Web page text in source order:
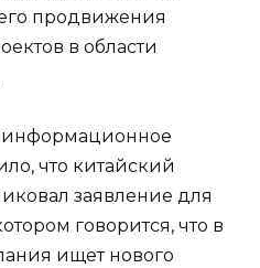
продвижения
в области
информационное
что китайский
заявление для
говорится, что в
ищет нового